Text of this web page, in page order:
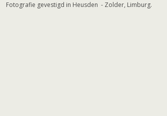
Fotografie gevestigd in Heusden - Zolder, Limburg.